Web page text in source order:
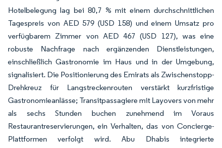
Hotelbelegung lag bei 80,7 % mit einem durchschnittlichen
Tagespreis von AED 579 (USD 158) und einem Umsatz pro
verfügbarem Zimmer von AED 467 (USD 127), was eine
robuste Nachfrage nach ergänzenden Dienstleistungen,
einschließlich Gastronomie im Haus und in der Umgebung,
signalisiert. Die Positionierung des Emirats als Zwischenstopp-
Drehkreuz für Langstreckenrouten verstärkt kurzfristige
Gastronomieanlässe; Transitpassagiere mit Layovers von mehr
als sechs Stunden buchen zunehmend im Voraus
Restaurantreservierungen, ein Verhalten, das von Concierge-
Plattformen verfolgt wird. Abu Dhabis integrierte